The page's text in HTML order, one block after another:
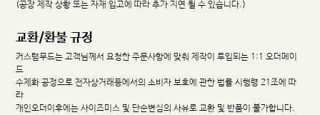
(공장 제작 상황 또는 자재 입고에 따라 추가 지연 될 수 있습니다.)
교환/환불 규정
커스텀무드는 고객님께서 요청한 주문사항에 맞춰 제작이 투입되는 1:1 오더메이
드
수제화 공정으로 전자상거래등에서의 소비자 보호에 관한 법률 시행령 21조에 따
라
개인오더이후에는 사이즈미스 및 단순변심의 사유로 교환 및 반품이 불가합니다.